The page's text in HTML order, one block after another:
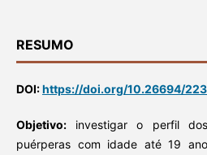
RESUMO
DOI:https://doi.org/10.26694/
Objetivo: investigar o perfil
puérperas com idade até 19